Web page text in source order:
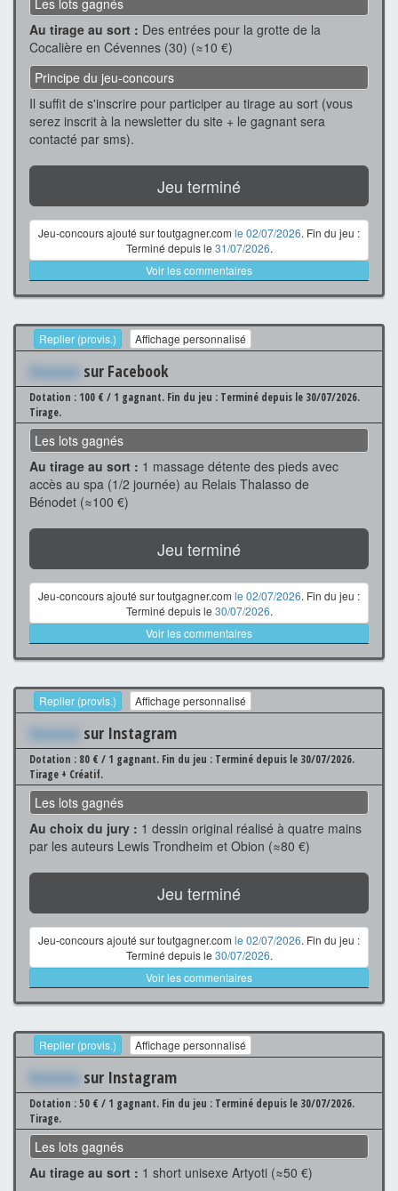
Les lots gagnés
Au tirage au sort : Des entrées pour la grotte de la
Cocalière en Cévennes (30) (≈10 €)
Principe du jeu-concours
Il suffit de s'inscrire pour participer au tirage au sort (vous
serez inscrit à la newsletter du site + le gagnant sera
contacté par sms).
Jeu terminé
Jeu-concours ajouté sur toutgagner.com le 02/07/2026. Fin du jeu :
Terminé depuis le 31/07/2026.
Voir les commentaires
Replier (provis.) Affichage personnalisé
Xxxxxxx sur Facebook
Dotation : 100 € / 1 gagnant. Fin du jeu : Terminé depuis le 30/07/2026.
Tirage.
Les lots gagnés
Au tirage au sort : 1 massage détente des pieds avec
accès au spa (1/2 journée) au Relais Thalasso de
Bénodet (≈100 €)
Jeu terminé
Jeu-concours ajouté sur toutgagner.com le 02/07/2026. Fin du jeu :
Terminé depuis le 30/07/2026.
Voir les commentaires
Replier (provis.) Affichage personnalisé
Xxxxxxx sur Instagram
Dotation : 80 € / 1 gagnant. Fin du jeu : Terminé depuis le 30/07/2026.
Tirage + Créatif.
Les lots gagnés
Au choix du jury : 1 dessin original réalisé à quatre mains
par les auteurs Lewis Trondheim et Obion (≈80 €)
Jeu terminé
Jeu-concours ajouté sur toutgagner.com le 02/07/2026. Fin du jeu :
Terminé depuis le 30/07/2026.
Voir les commentaires
Replier (provis.) Affichage personnalisé
Xxxxxxx sur Instagram
Dotation : 50 € / 1 gagnant. Fin du jeu : Terminé depuis le 30/07/2026.
Tirage.
Les lots gagnés
Au tirage au sort : 1 short unisexe Artyoti (≈50 €)